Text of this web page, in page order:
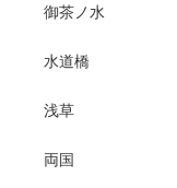
御茶ノ水
水道橋
浅草
両国